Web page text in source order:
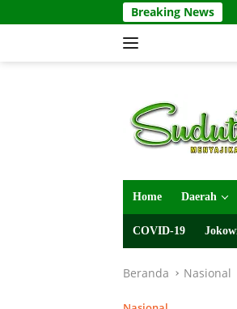
ke
Breaking News
Home Daerah
COVID-19
Beranda Nasional